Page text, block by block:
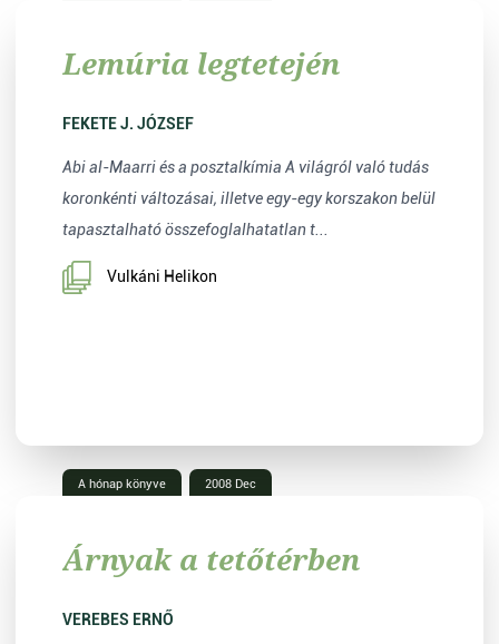
Lemúria legtetején
FEKETE J. JÓZSEF
Abi al-Maarri és a posztalkímia A világról való tudás
koronkénti változásai, illetve egy-egy korszakon belül
tapasztalható összefoglalhatatlan t...
Vulkáni Helikon
A hónap könyve 2008 Dec
Árnyak a tetőtérben
VEREBES ERNŐ